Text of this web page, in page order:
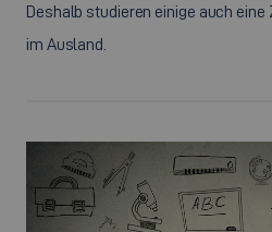
Deshalb studieren einige auch eine
im Ausland.